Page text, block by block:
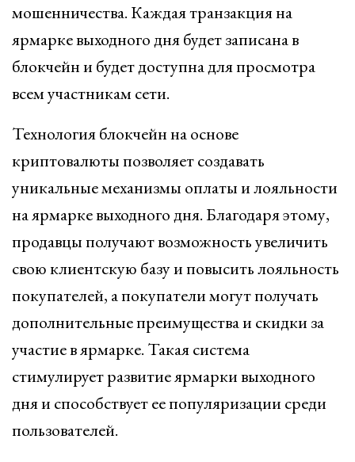
мошенничества. Каждая транзакция на
ярмарке выходного дня будет записана в
блокчейн и будет доступна для просмотра
всем участникам сети.
Технология блокчейн на основе
криптовалюты позволяет создавать
уникальные механизмы оплаты и лояльности
на ярмарке выходного дня. Благодаря этому,
продавцы получают возможность увеличить
свою клиентскую базу и повысить лояльность
покупателей, а покупатели могут получать
дополнительные преимущества и скидки за
участие в ярмарке. Такая система
стимулирует развитие ярмарки выходного
дня и способствует ее популяризации среди
пользователей.